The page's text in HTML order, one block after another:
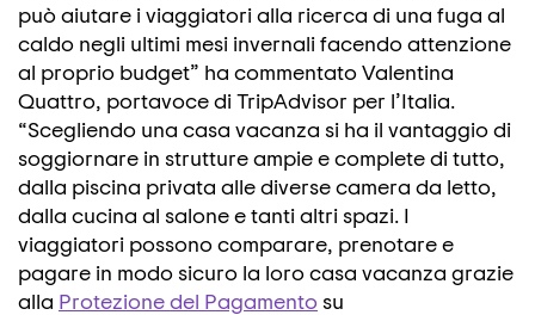
può aiutare i viaggiatori alla ricerca di una fuga al
caldo negli ultimi mesi invernali facendo attenzione
al proprio budget” ha commentato Valentina
Quattro, portavoce di TripAdvisor per l’Italia.
“Scegliendo una casa vacanza si ha il vantaggio di
soggiornare in strutture ampie e complete di tutto,
dalla piscina privata alle diverse camera da letto,
dalla cucina al salone e tanti altri spazi. I
viaggiatori possono comparare, prenotare e
pagare in modo sicuro la loro casa vacanza grazie
alla Protezione del Pagamento su